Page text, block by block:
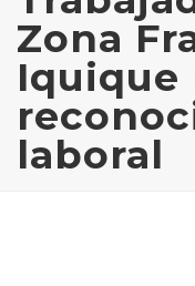
Zona
Iquique
laboral